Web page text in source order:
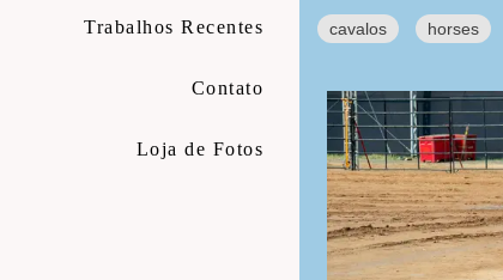
Trabalhos Recentes
Contato
Loja de Fotos
cavalos horses